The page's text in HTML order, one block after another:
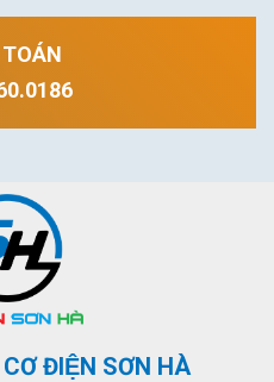
TOÁN
ĐIỆN SƠN HÀ